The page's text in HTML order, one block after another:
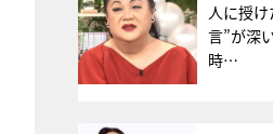
人に授
言”が深
時…